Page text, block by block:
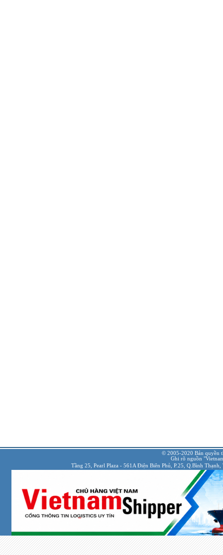
© 2005-2020 Bản quyền
Ghi rõ nguồn
Tầng 25, Pearl Plaza - 561A Điện Biên Phủ, P.25, Q.Bình